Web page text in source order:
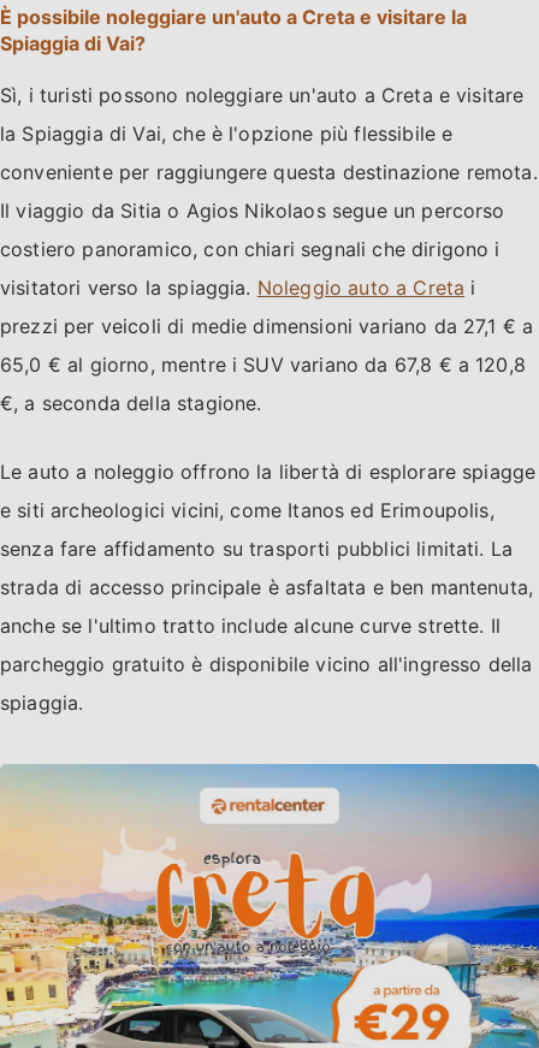
È possibile noleggiare un'auto a Creta e visitare la
Spiaggia di Vai?
Sì, i turisti possono noleggiare un'auto a Creta e visitare
la Spiaggia di Vai, che è l'opzione più flessibile e
conveniente per raggiungere questa destinazione remota.
Il viaggio da Sitia o Agios Nikolaos segue un percorso
costiero panoramico, con chiari segnali che dirigono i
visitatori verso la spiaggia. Noleggio auto a Creta i
prezzi per veicoli di medie dimensioni variano da 27,1 € a
65,0 € al giorno, mentre i SUV variano da 67,8 € a 120,8
€, a seconda della stagione.
Le auto a noleggio offrono la libertà di esplorare spiagge
e siti archeologici vicini, come Itanos ed Erimoupolis,
senza fare affidamento su trasporti pubblici limitati. La
strada di accesso principale è asfaltata e ben mantenuta,
anche se l'ultimo tratto include alcune curve strette. Il
parcheggio gratuito è disponibile vicino all'ingresso della
spiaggia.